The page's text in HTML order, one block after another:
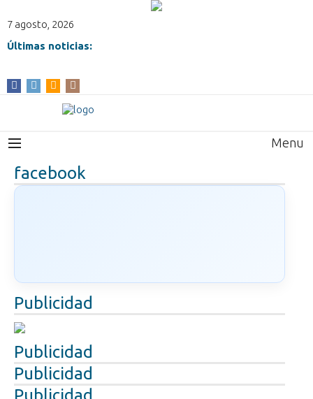
7 agosto, 2026
Últimas noticias:
Menu
facebook
Publicidad
Publicidad
Publicidad
Publicidad